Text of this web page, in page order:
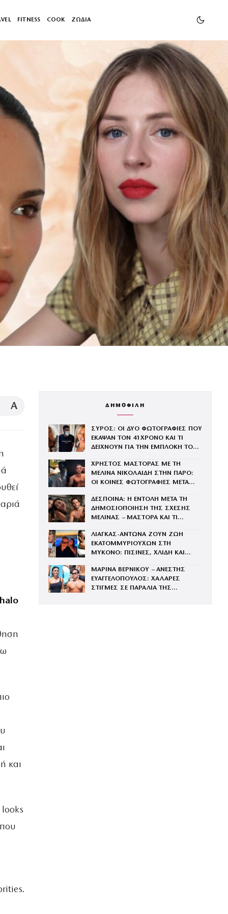
FITNESS COOK ΖΩΔΙΑ
A
halo
και
looks
ΔΗΜΟΦΙΛΗ
ΣΥΡΟΣ: ΟΙ ΔΥΟ ΦΩΤΟΓΡΑΦΙΕΣ ΠΟΥ
ΕΚΑΨΑΝ ΤΟΝ 41ΧΡΟΝΟ ΚΑΙ ΤΙ
ΔΕΙΧΝΟΥΝ ΓΙΑ ΤΗΝ ΕΜΠΛΟΚΗ ΤΟΥ
ΧΡΗΣΤΟΣ ΜΑΣΤΟΡΑΣ ΜΕ ΤΗ
ΜΕΛΙΝΑ ΝΙΚΟΛΑΙΔΗ ΣΤΗΝ ΠΑΡΟ:
ΟΙ ΚΟΙΝΕΣ ΦΩΤΟΓΡΑΦΙΕΣ ΜΕΤΑ
ΓΑΡΥΦΑΛΙΑ
ΔΕΣΠΟΙΝΑ: Η ΕΝΤΟΛΗ ΜΕΤΑ ΤΗ
ΔΗΜΟΣΙΟΠΟΙΗΣΗ ΤΗΣ ΣΧΕΣΗΣ
ΜΕΛΙΝΑΣ – ΜΑΣΤΟΡΑ ΚΑΙ ΤΙ
ΛΙΑΓΚΑΣ-ΑΝΤΩΝΑ ΖΟΥΝ ΖΩΗ
ΕΚΑΤΟΜΜΥΡΙΟΥΧΩΝ ΣΤΗ
ΜΥΚΟΝΟ: ΠΙΣΙΝΕΣ, ΧΛΙΔΗ ΚΑΙ
ΜΑΡΙΝΑ ΒΕΡΝΙΚΟΥ – ΑΝΕΣΤΗΣ
ΕΥΑΓΓΕΛΟΠΟΥΛΟΣ: ΧΑΛΑΡΕΣ
ΣΤΙΓΜΕΣ ΣΕ ΠΑΡΑΛΙΑ ΤΗΣ